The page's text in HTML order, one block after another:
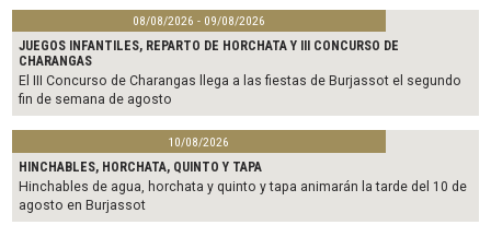
08/08/2026 - 09/08/2026
JUEGOS INFANTILES, REPARTO DE HORCHATA Y III CONCURSO DE
CHARANGAS
El III Concurso de Charangas llega a las fiestas de Burjassot el segundo
fin de semana de agosto
10/08/2026
HINCHABLES, HORCHATA, QUINTO Y TAPA
Hinchables de agua, horchata y quinto y tapa animarán la tarde del 10 de
agosto en Burjassot